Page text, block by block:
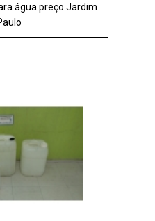
água preço Jardim